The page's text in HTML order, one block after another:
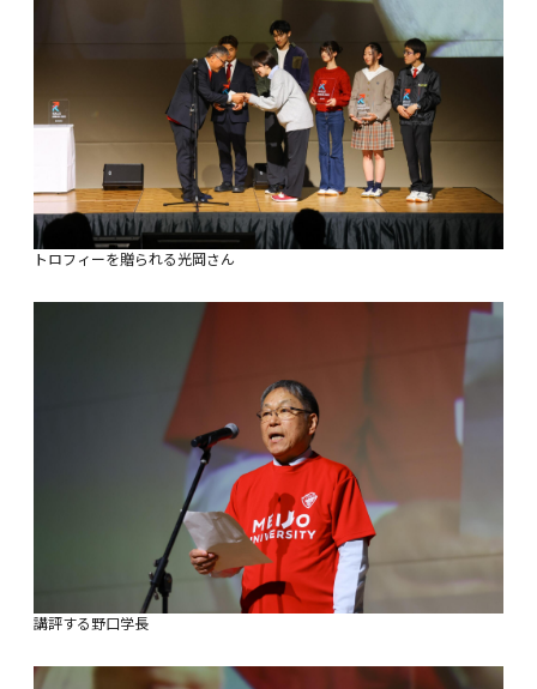
トロフィーを贈られる光岡さん
講評する野口学長